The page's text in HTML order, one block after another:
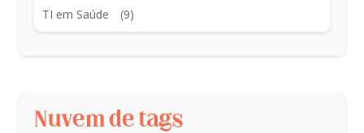
TI em Saúde (9)
Nuvem de tags